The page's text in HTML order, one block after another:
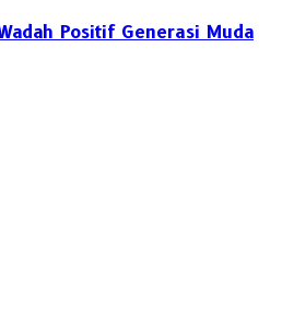
Positif Generasi Muda